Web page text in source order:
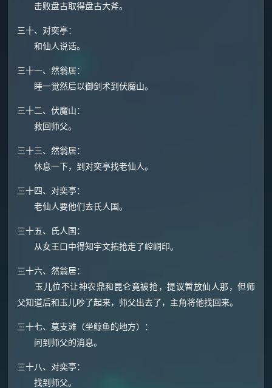
击败盘古取得盘古大斧。
三十、对奕亭：
和仙人说话。
三十一、然翁居：
睡一觉然后以御剑术到伏魔山。
三十二、伏魔山：
救回师父。
三十三、然翁居：
休息一下，到对奕亭找老仙人。
三十四、对奕亭：
老仙人要他们去氏人国。
三十五、氏人国：
从女王口中得知宇文拓抢走了崆峒印。
三十六、然翁居：
玉儿位不让神农鼎和昆仑竟被抢，提议暂放仙人那，但师
父知道后和玉儿吵了起来，师父出去了，主角将他找回来。
三十七、莫支滩（坐鲸鱼的地方）：
问到师父的消息。
三十八、对奕亭：
找到师父。